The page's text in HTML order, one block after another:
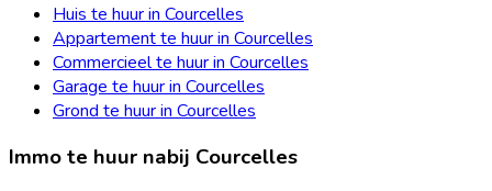
Huis te huur in Courcelles
Appartement te huur in Courcelles
Commercieel te huur in Courcelles
Garage te huur in Courcelles
Grond te huur in Courcelles
Immo te huur nabij Courcelles